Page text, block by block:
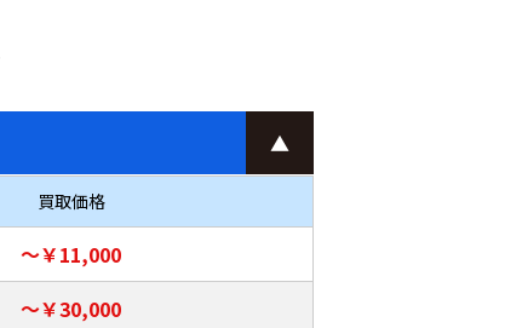
買取価格
～￥11,000
～￥30,000